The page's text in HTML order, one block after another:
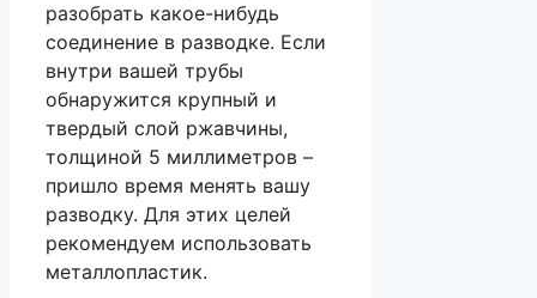
разобрать какое-нибудь
соединение в разводке. Если
внутри вашей трубы
обнаружится крупный и
твердый слой ржавчины,
толщиной 5 миллиметров –
пришло время менять вашу
разводку. Для этих целей
рекомендуем использовать
металлопластик.